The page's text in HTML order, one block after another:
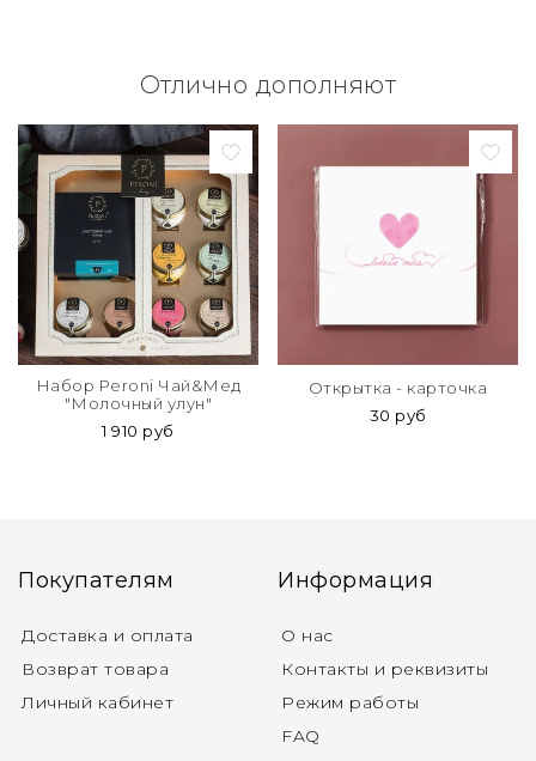
Отлично дополняют
Набор Peroni Чай&Мед
"Молочный улун"
1 910 руб
Открытка - карточка
30 руб
Покупателям
Доставка и оплата
Возврат товара
Личный кабинет
Информация
О нас
Контакты и реквизиты
Режим работы
FAQ